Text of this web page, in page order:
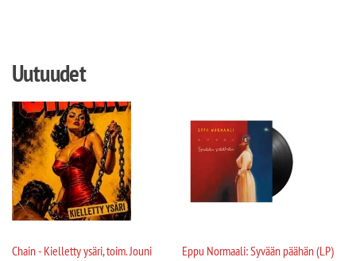
Uutuudet
Chain - Kielletty ysäri, toim. Jouni
Eppu Normaali: Syvään päähän (LP)